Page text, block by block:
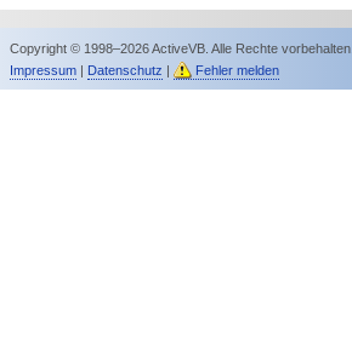
Copyright © 1998–2026 ActiveVB. Alle Rechte vorbehalten.
Impressum| Datenschutz | Fehler melden